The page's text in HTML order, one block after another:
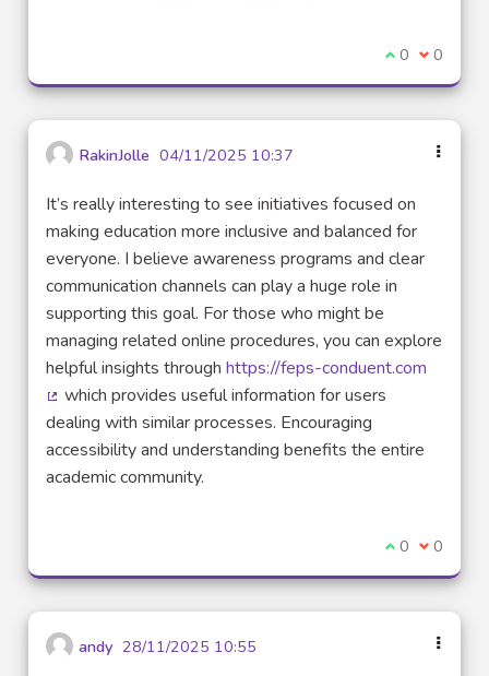
Je suis
0 Je ne
0
RakinJolle 04/11/2025 10:37
It’s really interesting to see initiatives focused on
making education more inclusive and balanced for
everyone. I believe awareness programs and clear
communication channels can play a huge role in
supporting this goal. For those who might be
managing related online procedures, you can explore
helpful insights through https://feps-conduent.com
(Lien externe)
which provides useful information for users
dealing with similar processes. Encouraging
accessibility and understanding benefits the entire
academic community.
Je suis
0 Je ne
0
andy 28/11/2025 10:55